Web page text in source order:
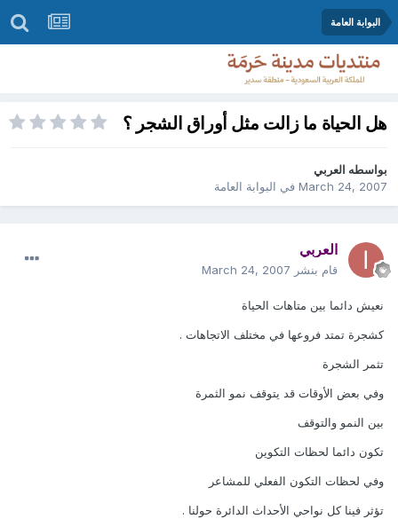
البوابة العامة
هل الحياة ما زالت مثل أوراق الشجر ؟
بواسطه العربي
March 24, 2007في البوابة العامة
العربي
قام بنشر March 24, 2007
نعيش دائما بين متاهات الحياة
كشجرة تمتد فروعها في مختلف الاتجاهات .
تثمر الشجرة
وفي بعض الأوقات قد يتوقف نمو الثمرة
بين النمو والتوقف
تكون دائما لحظات التكوين
وفي لحظات التكون الفعلي للمشاعر
تؤثر فينا كل نواحي الأحداث الدائرة حولنا .